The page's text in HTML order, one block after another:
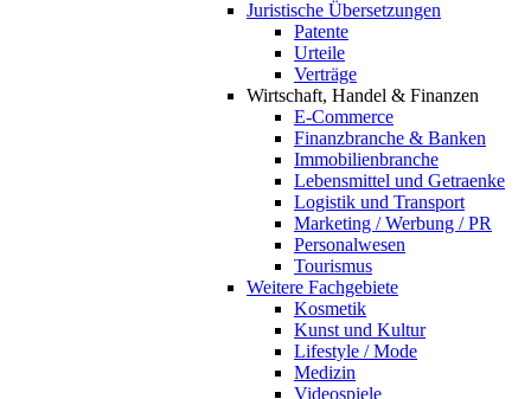
Juristische Übersetzungen
Patente
Urteile
Verträge
Wirtschaft, Handel & Finanzen
E-Commerce
Finanzbranche & Banken
Immobilienbranche
Lebensmittel und Getraenke
Logistik und Transport
Marketing / Werbung / PR
Personalwesen
Tourismus
Weitere Fachgebiete
Kosmetik
Kunst und Kultur
Lifestyle / Mode
Medizin
Videospiele